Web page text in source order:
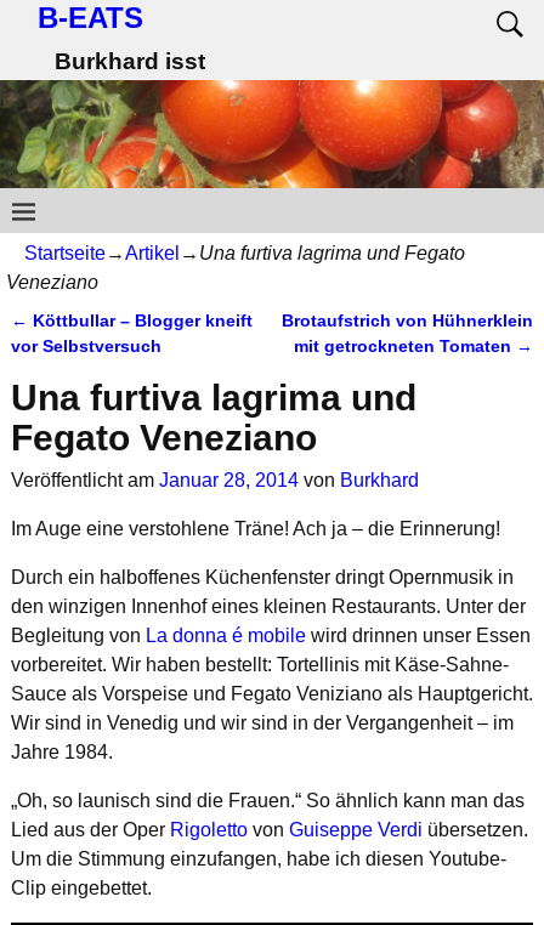
B-EATS
Burkhard isst
Startseite→Artikel → Una furtiva lagrima und Fegato
Veneziano
Artikelnavigation
← Köttbullar – Blogger kneift
vor Selbstversuch
Brotaufstrich von Hühnerklein
mit getrockneten Tomaten →
Una furtiva lagrima und
Fegato Veneziano
Veröffentlicht am Januar 28, 2014 von Burkhard
Im Auge eine verstohlene Träne! Ach ja – die Erinnerung!
Durch ein halboffenes Küchenfenster dringt Opernmusik in
den winzigen Innenhof eines kleinen Restaurants. Unter der
Begleitung von La donna é mobilewird drinnen unser Essen
vorbereitet. Wir haben bestellt: Tortellinis mit Käse-Sahne-
Sauce als Vorspeise und Fegato Veniziano als Hauptgericht.
Wir sind in Venedig und wir sind in der Vergangenheit – im
Jahre 1984.
„Oh, so launisch sind die Frauen.“ So ähnlich kann man das
Lied aus der Oper Rigolettovon Guiseppe Verdi übersetzen.
Um die Stimmung einzufangen, habe ich diesen Youtube-
Clip eingebettet.